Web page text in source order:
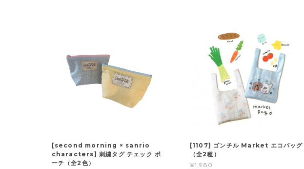
[second morning × sanrio
characters] 刺繍タグ チェック ポ
ーチ（全2色）
[1107] ゴンチル Market エコバッグ
（全2種）
¥1,980